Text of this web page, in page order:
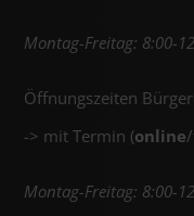
Montag-Freitag: 8:00-
Öffnungszeiten
-> mit Termin (online
Montag-Freitag: 8:00-